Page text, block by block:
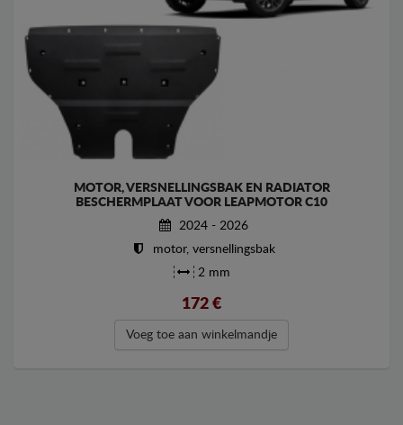
MOTOR, VERSNELLINGSBAK EN RADIATOR
BESCHERMPLAAT VOOR LEAPMOTOR C10
2024 - 2026
motor, versnellingsbak
2 mm
172 €
Voeg toe aan winkelmandje